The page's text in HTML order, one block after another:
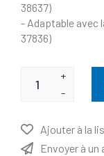
38637)
- Adaptable avec
37836)
+
-
Ajouter à la
Envoyer à un